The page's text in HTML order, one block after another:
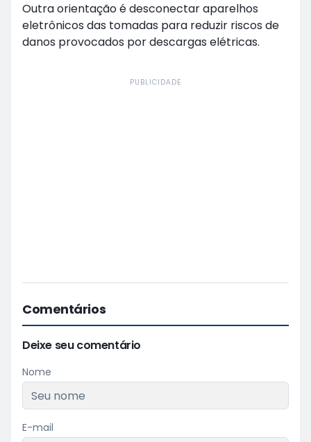
Outra orientação é desconectar aparelhos
eletrônicos das tomadas para reduzir riscos de
danos provocados por descargas elétricas.
PUBLICIDADE
Comentários
Deixe seu comentário
Nome
E-mail